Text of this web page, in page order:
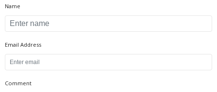
Name
Email Address
Comment